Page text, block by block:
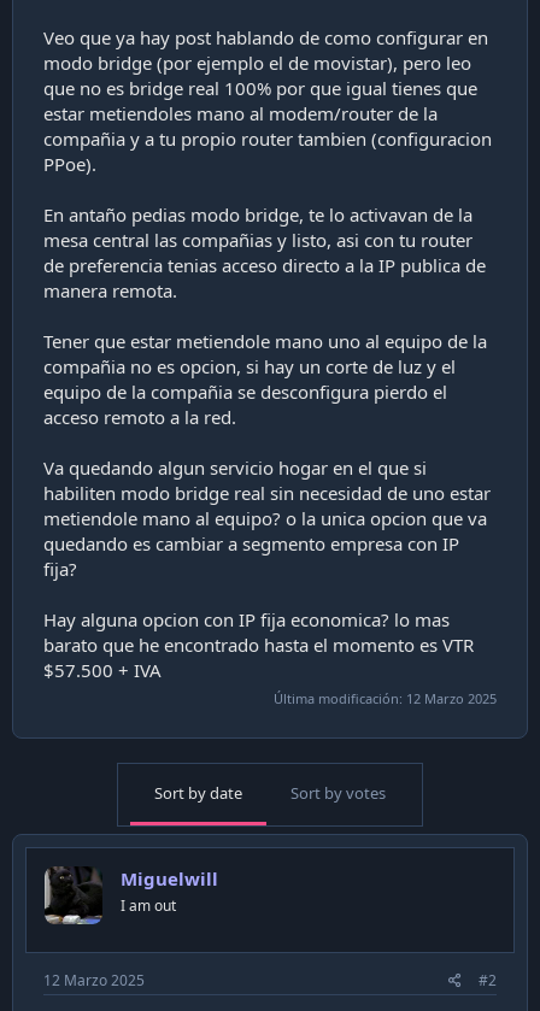
Veo que ya hay post hablando de como configurar en
modo bridge (por ejemplo el de movistar), pero leo
que no es bridge real 100% por que igual tienes que
estar metiendoles mano al modem/router de la
compañia y a tu propio router tambien (configuracion
PPoe).
En antaño pedias modo bridge, te lo activavan de la
mesa central las compañias y listo, asi con tu router
de preferencia tenias acceso directo a la IP publica de
manera remota.
Tener que estar metiendole mano uno al equipo de la
compañia no es opcion, si hay un corte de luz y el
equipo de la compañia se desconfigura pierdo el
acceso remoto a la red.
Va quedando algun servicio hogar en el que si
habiliten modo bridge real sin necesidad de uno estar
metiendole mano al equipo? o la unica opcion que va
quedando es cambiar a segmento empresa con IP
fija?
Hay alguna opcion con IP fija economica? lo mas
barato que he encontrado hasta el momento es VTR
$57.500 + IVA
Última modificación: 12 Marzo 2025
Sort by date Sort by votes
Miguelwill
I am out
12 Marzo 2025 #2